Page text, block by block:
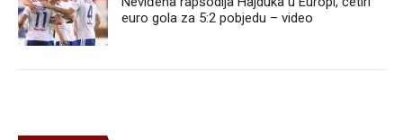
euro gola za 5:2 pobjedu – video